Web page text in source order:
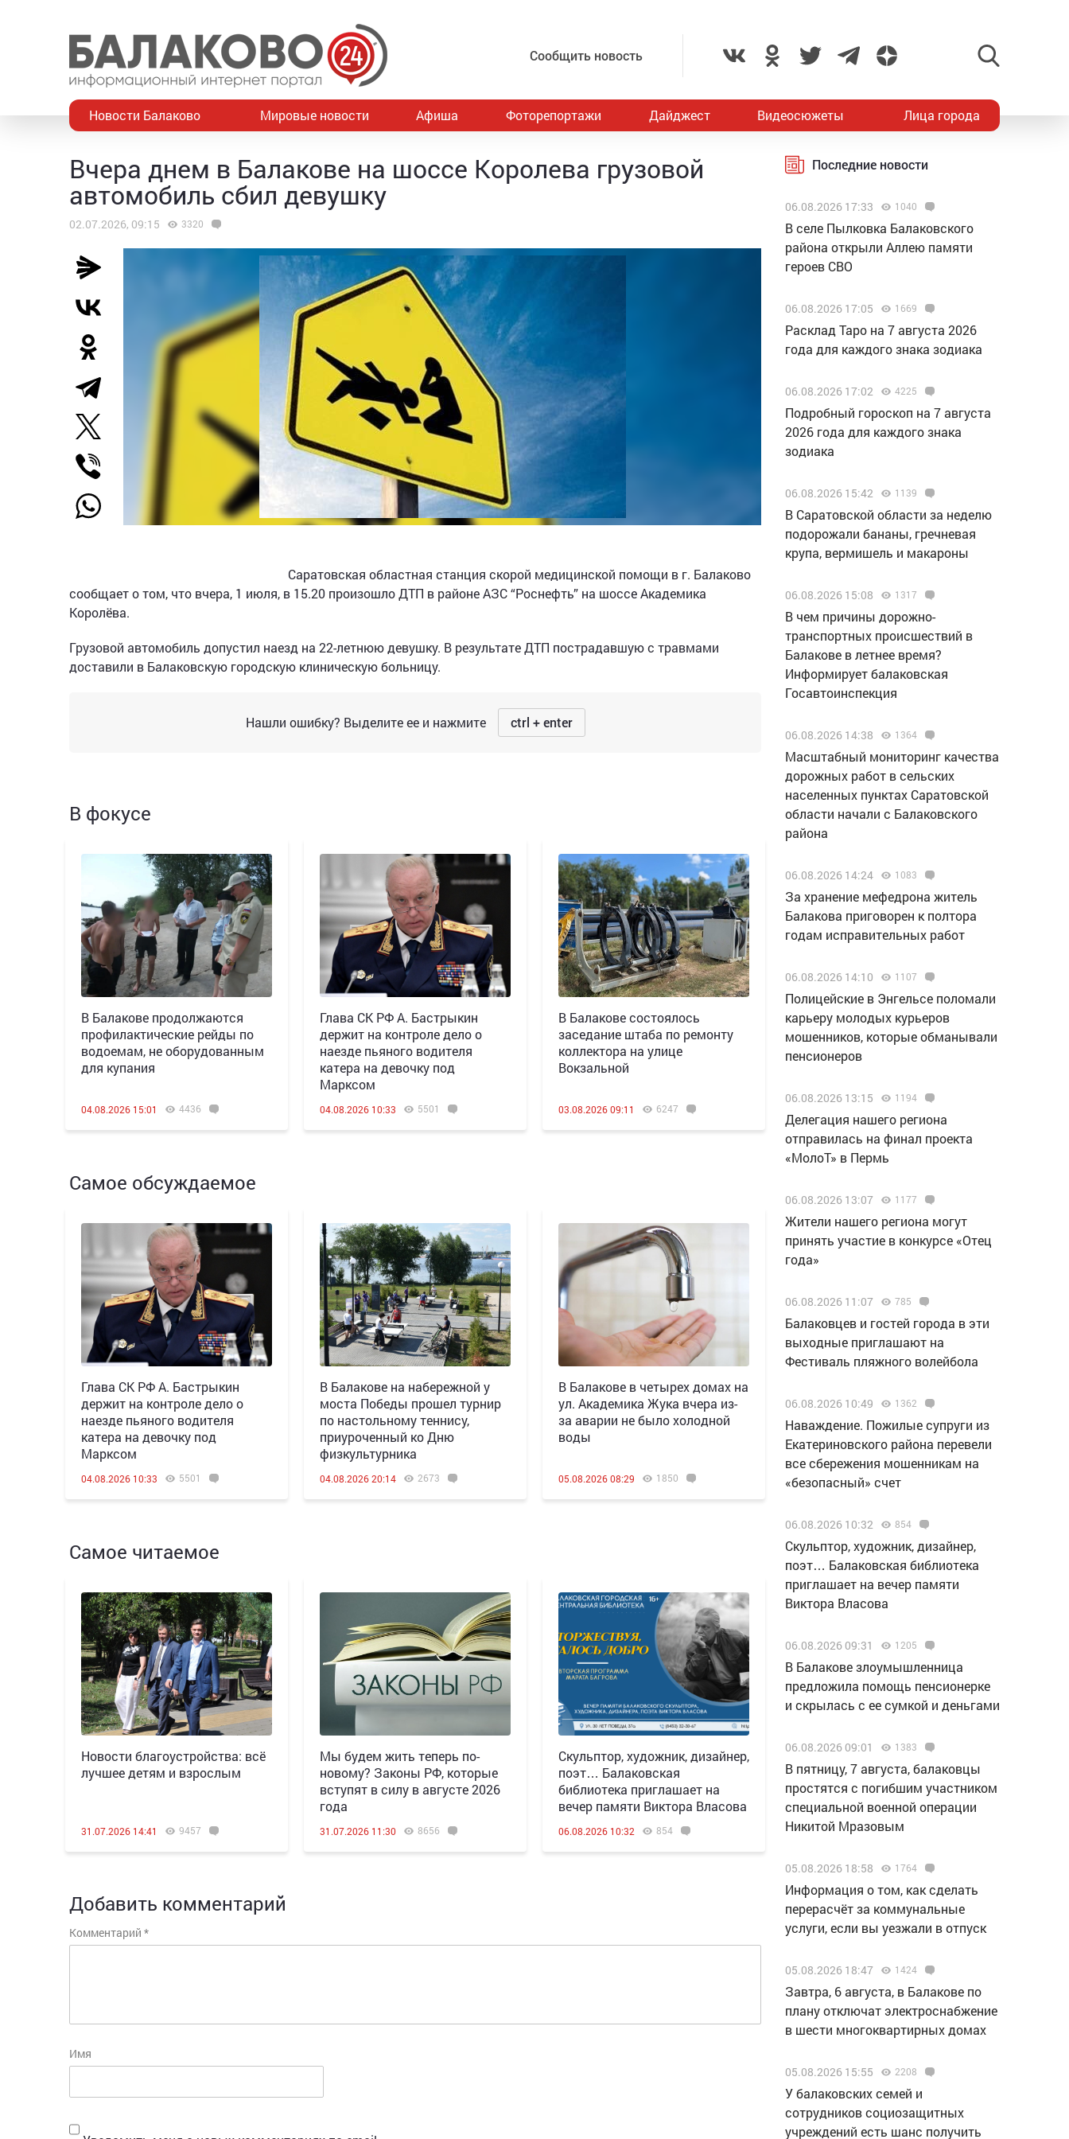
Сообщить новость
Новости Балаково Мировые новости Афиша Фоторепортажи Дайджест Видеосюжеты Лица города
Вчера днем в Балакове на шоссе Королева грузовой
автомобиль сбил девушку
02.07.2026, 09:15 3320
Саратовская областная станция скорой медицинской помощи в г. Балаково
сообщает о том, что вчера, 1 июля, в 15.20 произошло ДТП в районе АЗС “Роснефть” на шоссе Академика
Королёва.
Грузовой автомобиль допустил наезд на 22-летнюю девушку. В результате ДТП пострадавшую с травмами
доставили в Балаковскую городскую клиническую больницу.
Нашли ошибку? Выделите ее и нажмите ctrl + enter
В фокусе
В Балакове продолжаются
профилактические рейды по
водоемам, не оборудованным
для купания
04.08.2026 15:01 4436
Глава СК РФ А. Бастрыкин
держит на контроле дело о
наезде пьяного водителя
катера на девочку под
Марксом
04.08.2026 10:33 5501
В Балакове состоялось
заседание штаба по ремонту
коллектора на улице
Вокзальной
03.08.2026 09:11 6247
Самое обсуждаемое
Глава СК РФ А. Бастрыкин
держит на контроле дело о
наезде пьяного водителя
катера на девочку под
Марксом
04.08.2026 10:33 5501
В Балакове на набережной у
моста Победы прошел турнир
по настольному теннису,
приуроченный ко Дню
физкультурника
04.08.2026 20:14 2673
В Балакове в четырех домах на
ул. Академика Жука вчера из-
за аварии не было холодной
воды
05.08.2026 08:29 1850
Самое читаемое
Новости благоустройства: всё
лучшее детям и взрослым
31.07.2026 14:41 9457
Мы будем жить теперь по-
новому? Законы РФ, которые
вступят в силу в августе 2026
года
31.07.2026 11:30 8656
Скульптор, художник, дизайнер,
поэт… Балаковская
библиотека приглашает на
вечер памяти Виктора Власова
06.08.2026 10:32 854
Добавить комментарий
Комментарий *
Имя
Последние новости
06.08.2026 17:33 1040
В селе Пылковка Балаковского
района открыли Аллею памяти
героев СВО
06.08.2026 17:05 1669
Расклад Таро на 7 августа 2026
года для каждого знака зодиака
06.08.2026 17:02 4225
Подробный гороскоп на 7 августа
2026 года для каждого знака
зодиака
06.08.2026 15:42 1139
В Саратовской области за неделю
подорожали бананы, гречневая
крупа, вермишель и макароны
06.08.2026 15:08 1317
В чем причины дорожно-
транспортных происшествий в
Балакове в летнее время?
Информирует балаковская
Госавтоинспекция
06.08.2026 14:38 1364
Масштабный мониторинг качества
дорожных работ в сельских
населенных пунктах Саратовской
области начали с Балаковского
района
06.08.2026 14:24 1083
За хранение мефедрона житель
Балакова приговорен к полтора
годам исправительных работ
06.08.2026 14:10 1107
Полицейские в Энгельсе поломали
карьеру молодых курьеров
мошенников, которые обманывали
пенсионеров
06.08.2026 13:15 1194
Делегация нашего региона
отправилась на финал проекта
«МолоТ» в Пермь
06.08.2026 13:07 1177
Жители нашего региона могут
принять участие в конкурсе «Отец
года»
06.08.2026 11:07 785
Балаковцев и гостей города в эти
выходные приглашают на
Фестиваль пляжного волейбола
06.08.2026 10:49 1362
Наваждение. Пожилые супруги из
Екатериновского района перевели
все сбережения мошенникам на
«безопасный» счет
06.08.2026 10:32 854
Скульптор, художник, дизайнер,
поэт… Балаковская библиотека
приглашает на вечер памяти
Виктора Власова
06.08.2026 09:31 1205
В Балакове злоумышленница
предложила помощь пенсионерке
и скрылась с ее сумкой и деньгами
06.08.2026 09:01 1383
В пятницу, 7 августа, балаковцы
простятся с погибшим участником
специальной военной операции
Никитой Мразовым
05.08.2026 18:58 1764
Информация о том, как сделать
перерасчёт за коммунальные
услуги, если вы уезжали в отпуск
05.08.2026 18:47 1424
Завтра, 6 августа, в Балакове по
плану отключат электроснабжение
в шести многоквартирных домах
05.08.2026 15:55 2208
У балаковских семей и
сотрудников социозащитных
учреждений есть шанс получить